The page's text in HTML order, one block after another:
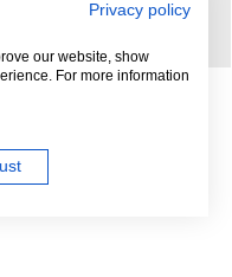
Privacy policy
our website, show
For more information